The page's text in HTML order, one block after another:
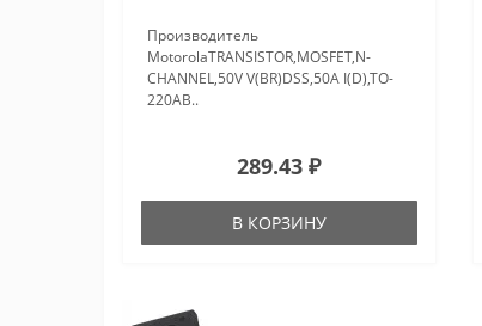
Производитель
MotorolaTRANSISTOR,MOSFET,N-
CHANNEL,50V V(BR)DSS,50A I(D),TO-
220AB..
289.43 ₽
В КОРЗИНУ